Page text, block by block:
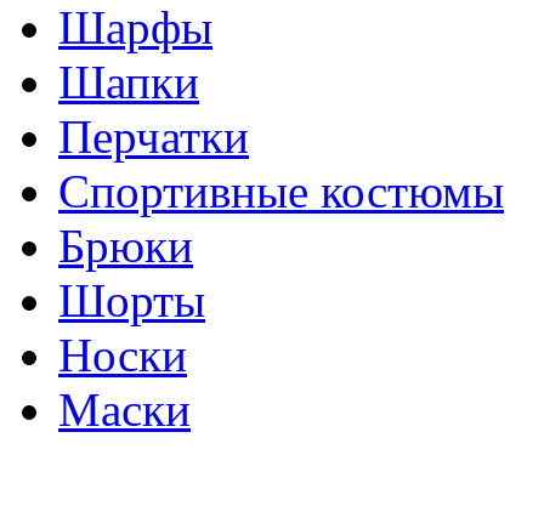
Шарфы
Шапки
Перчатки
Спортивные костюмы
Брюки
Шорты
Носки
Маски